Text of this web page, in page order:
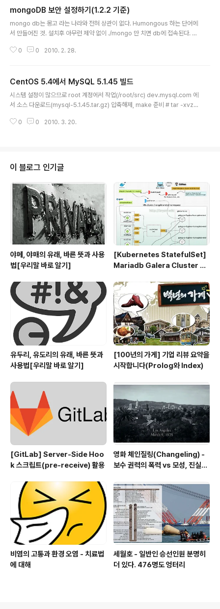
rd('password')); -- %를 쓰지 않고 localhost를 쓸 경우 remote 접..
mongoDB 보안 설정하기(1.2.2 기준)
mongo db는 몽고 라는 나라와 전혀 상관이 없다. Humongous 하는 단어에
서 만들어진 것. 설치후 아무런 제약 없이 ./mongo 만 치면 db에 접속된다. 개
ngod를 기동시킬 때 --auth 옵션을 추가해 두자. 다음 글에서 mongod 를
법이 되겠다. 각설하고, mongo db는 system 영역 내에 admin 이라는 DB
관리를 위한 스키마 영역(database)를 가진다. * 메서드 Name에 대소문자
구분 주의 # ./mongo #..
0 0 2010. 2. 28.
CentOS 5.4에서 MySQL 5.1.45 빌드
시스템 설정이 많으므로 root 계정에서 작업(/root/src) dev.mysql.com 에
서 소스 다운로드(mysql-5.1.45.tar.gz) 압축해제, make 준비 # tar -xvzf
-> 주요파일 설치 위치(bin, libexec, lib, ...Default는 /usr/local/mysql) >
0 0 2010. 3. 20.
이 블로그 인기글
야메, 야매의 유래, 바른 뜻과 사용
법[우리말 바로 알기]
[Kubernetes StatefulSet]
Mariadb Galera Cluster wi
유두리, 유도리의 유래, 바른 뜻과
사용법[우리말 바로 알기]
[100년의 가게] 기업 리뷰 요약을
시작합니다(Prolog와 Index)
[GitLab] Server-Side Hoo
k 스크립트(pre-receive) 활용
영화 체인질링(Changeling) -
보수 권력의 폭력 vs 모성, 진실을
비염의 고통과 환경 오염 - 치료법
에 대해
세월호 - 일반인 승선인원 분명히
더 있다. 476명도 엉터리